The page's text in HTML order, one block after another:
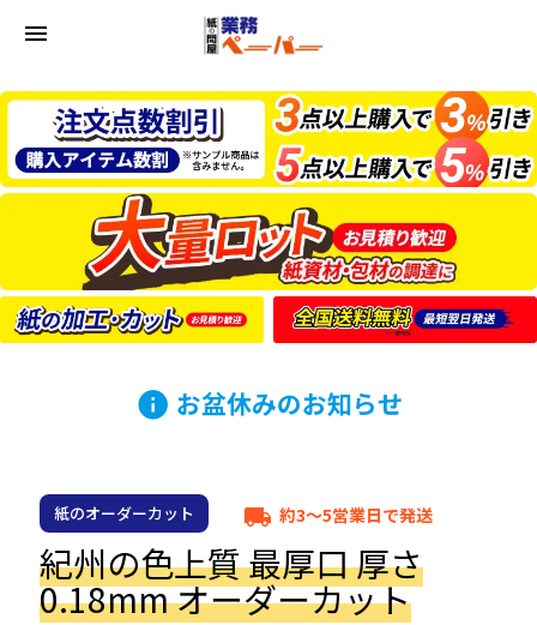
menu
info お盆休みのお知らせ
紙のオーダーカット local_shipping 約3～5営業日で発送
紀州の色上質 最厚口 厚さ
0.18mm オーダーカット